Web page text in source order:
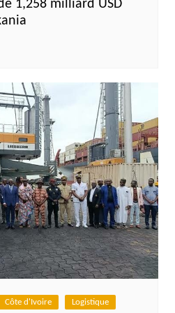
1,258 milliard USD
Côte d'Ivoire Logistique